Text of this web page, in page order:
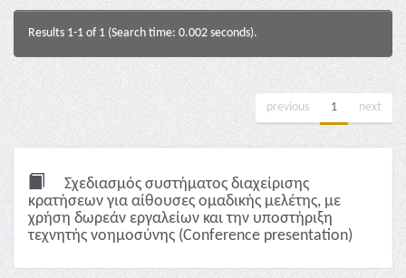
Results 1-1 of 1 (Search time: 0.002 seconds).
previous 1 next
Σχεδιασμός συστήματος διαχείρισης
κρατήσεων για αίθουσες ομαδικής μελέτης, με
χρήση δωρεάν εργαλείων και την υποστήριξη
τεχνητής νοημοσύνης (Conference presentation)